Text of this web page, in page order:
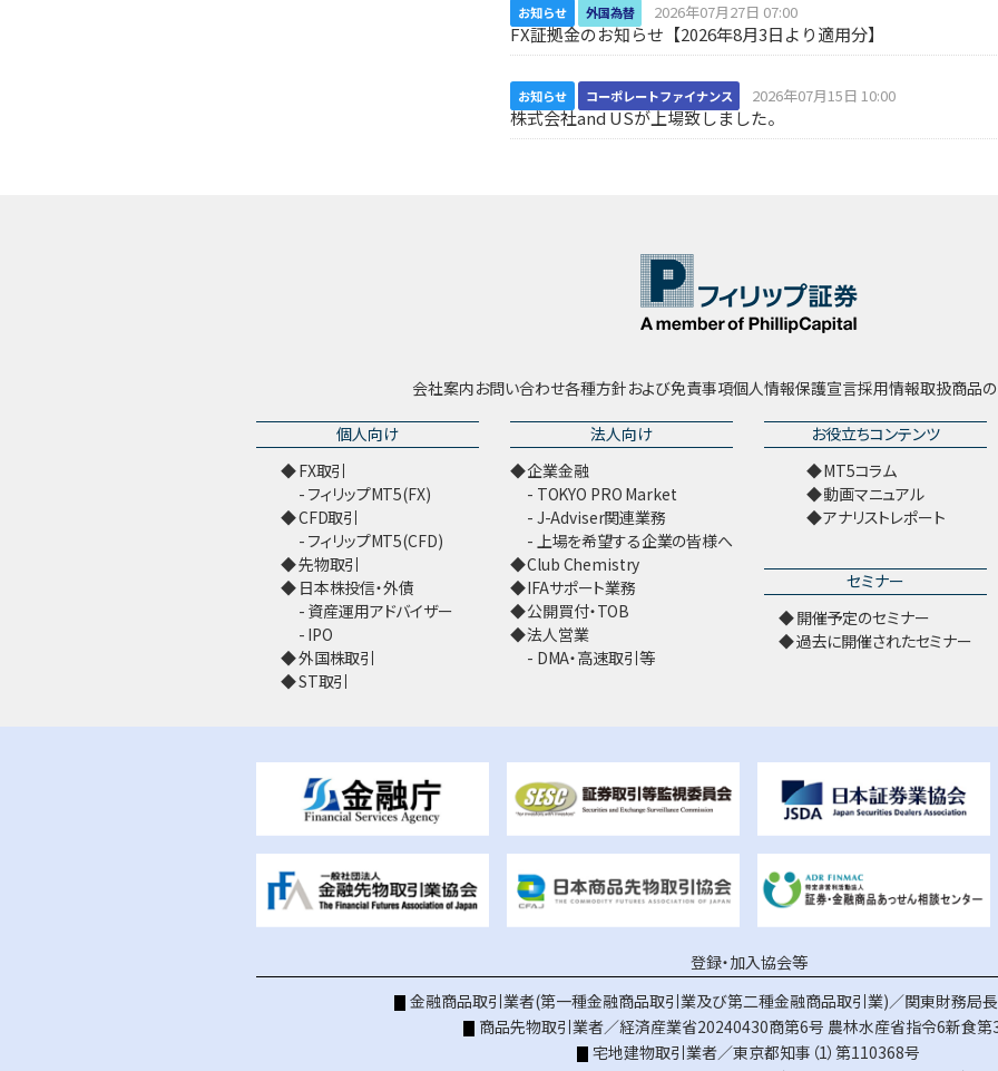
お知らせ 外国為替 2026年07月27日 07:00
FX証拠金のお知らせ【2026年8月3日より適用分】
お知らせ コーポレートファイナンス 2026年07月15日 10:00
株式会社and USが上場致しました。
会社案内お問い合わせ各種方針および免責事項個人情報保護宣言採用情報取扱商品
個人向け
FX取引
フィリップMT5(FX)
CFD取引
フィリップMT5(CFD)
先物取引
日本株投信・外債
資産運用アドバイザー
IPO
外国株取引
ST取引
法人向け
企業金融
TOKYO PRO Market
J-Adviser関連業務
上場を希望する企業の皆様へ
Club Chemistry
IFAサポート業務
公開買付・TOB
法人営業
DMA・高速取引等
お役立ちコンテンツ
MT5コラム
動画マニュアル
アナリストレポート
セミナー
開催予定のセミナー
過去に開催されたセミナー
登録・加入協会等
金融商品取引業者(第一種金融商品取引業及び第二種金融商品取引業)／関東財務局長
商品先物取引業者／経済産業省20240430商第6号 農林水産省指令6新食第
宅地建物取引業者／東京都知事（1）第110368号